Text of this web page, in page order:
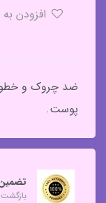
ضد چروک و
پوست.